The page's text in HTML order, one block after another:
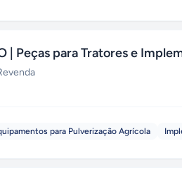
| Peças para Tratores e
para Pulverização Agrícola